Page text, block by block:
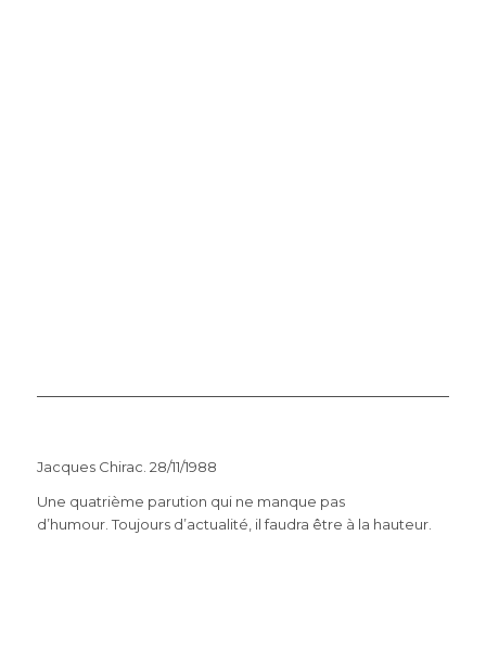
Jacques Chirac. 28/11/1988
Une quatrième parution qui ne manque pas
d’humour. Toujours d’actualité, il faudra être à la hauteur.